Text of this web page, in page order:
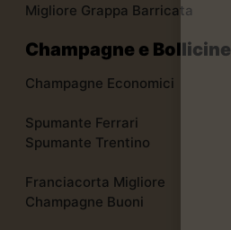
Migliore Grappa Barricata
Champagne e Bollicine
Champagne Economici
Spumante Ferrari
Spumante Trentino
Franciacorta Migliore
Champagne Buoni